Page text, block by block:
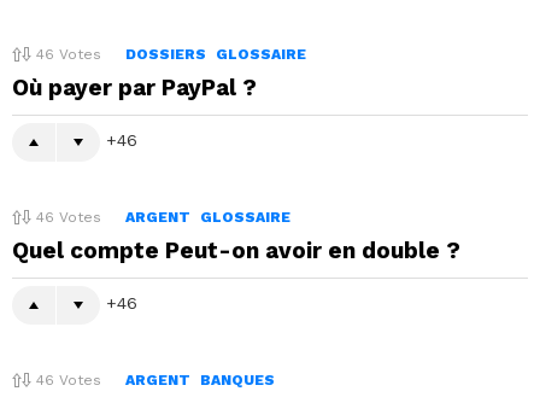
46 Votes DOSSIERS GLOSSAIRE
Où payer par PayPal ?
46
46 Votes ARGENT GLOSSAIRE
Quel compte Peut-on avoir en double ?
46
46 Votes ARGENT BANQUES